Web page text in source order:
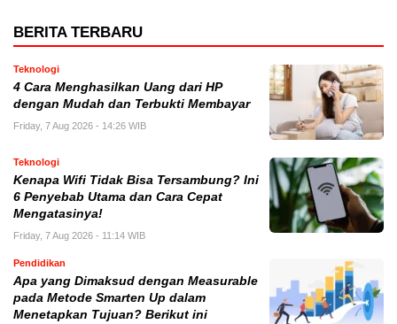
BERITA TERBARU
Teknologi
4 Cara Menghasilkan Uang dari HP
dengan Mudah dan Terbukti Membayar
Friday, 7 Aug 2026 - 14:26 WIB
Teknologi
Kenapa Wifi Tidak Bisa Tersambung? Ini
6 Penyebab Utama dan Cara Cepat
Mengatasinya!
Friday, 7 Aug 2026 - 11:14 WIB
Pendidikan
Apa yang Dimaksud dengan Measurable
pada Metode Smarten Up dalam
Menetapkan Tujuan? Berikut ini